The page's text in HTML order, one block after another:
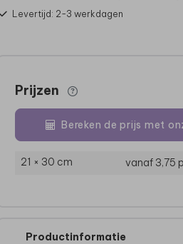
Levertijd: 2-3 werkdagen
Prijzen
Bereken de prijs met
21 × 30 cm vanaf 3,75
Productinformatie